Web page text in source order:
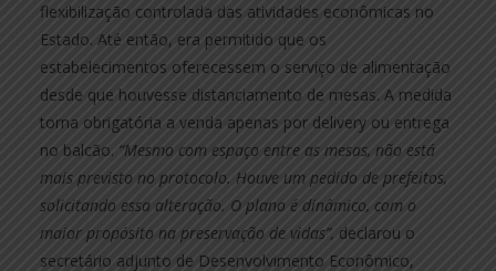
flexibilização controlada das atividades econômicas no
Estado. Até então, era permitido que os
estabelecimentos oferecessem o serviço de alimentação
desde que houvesse distanciamento de mesas. A medida
torna obrigatória a venda apenas por delivery ou entrega
no balcão. “Mesmo com espaço entre as mesas, não está
mais previsto no protocolo. Houve um pedido de prefeitos,
solicitando essa alteração. O plano é dinâmico, com o
maior propósito na preservação de vidas”, declarou o
secretário adjunto de Desenvolvimento Econômico,